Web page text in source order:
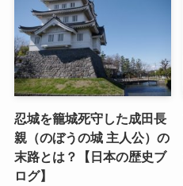
忍城を籠城死守した成田長
親（のぼうの城 主人公）の
末路とは？【日本の歴史ブ
ログ】